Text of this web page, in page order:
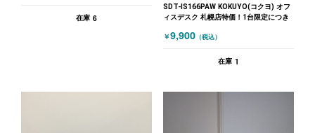
在庫 6
SDT-IS166PAW KOKUYO(コクヨ) オフ
ィスデスク 札幌店特価！1台限定につき
￥9,900 （税込）
在庫 1